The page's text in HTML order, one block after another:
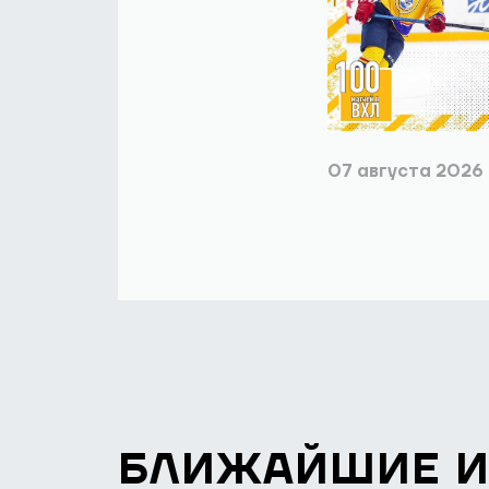
07 августа 2026
БЛИЖАЙШИЕ